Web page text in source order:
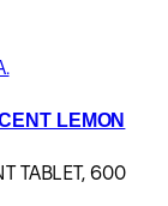
LEMON
TABLET, 600